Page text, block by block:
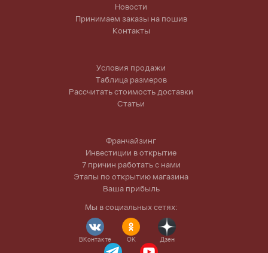
Новости
Принимаем заказы на пошив
Контакты
Условия продажи
Таблица размеров
Рассчитать стоимость доставки
Статьи
Франчайзинг
Инвестиции в открытие
7 причин работать с нами
Этапы по открытию магазина
Ваша прибыль
Мы в социальных сетях:
ВКонтакте OK Дзен